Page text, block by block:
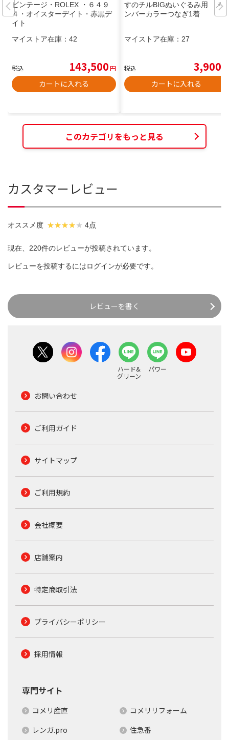
ビンテージ・ROLEX ・６４９
４・オイスターデイト・赤黒デ
イト
マイストア在庫： 42
税込 143,500円
カートに入れる
すのチルBIGぬいぐるみ用 メ
ンバーカラーつなぎ1着
マイストア在庫： 27
税込 3,900
カートに入れる
このカテゴリをもっと見る
カスタマーレビュー
オススメ度 4点
現在、220件のレビューが投稿されています。
レビューを投稿するにはログインが必要です。
レビューを書く
ハード&
グリーン
パワー
お問い合わせ
ご利用ガイド
サイトマップ
ご利用規約
会社概要
店舗案内
特定商取引法
プライバシーポリシー
採用情報
専門サイト
コメリ産直
コメリリフォーム
レンガ.pro
住急番